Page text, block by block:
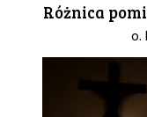
Różnica
o.